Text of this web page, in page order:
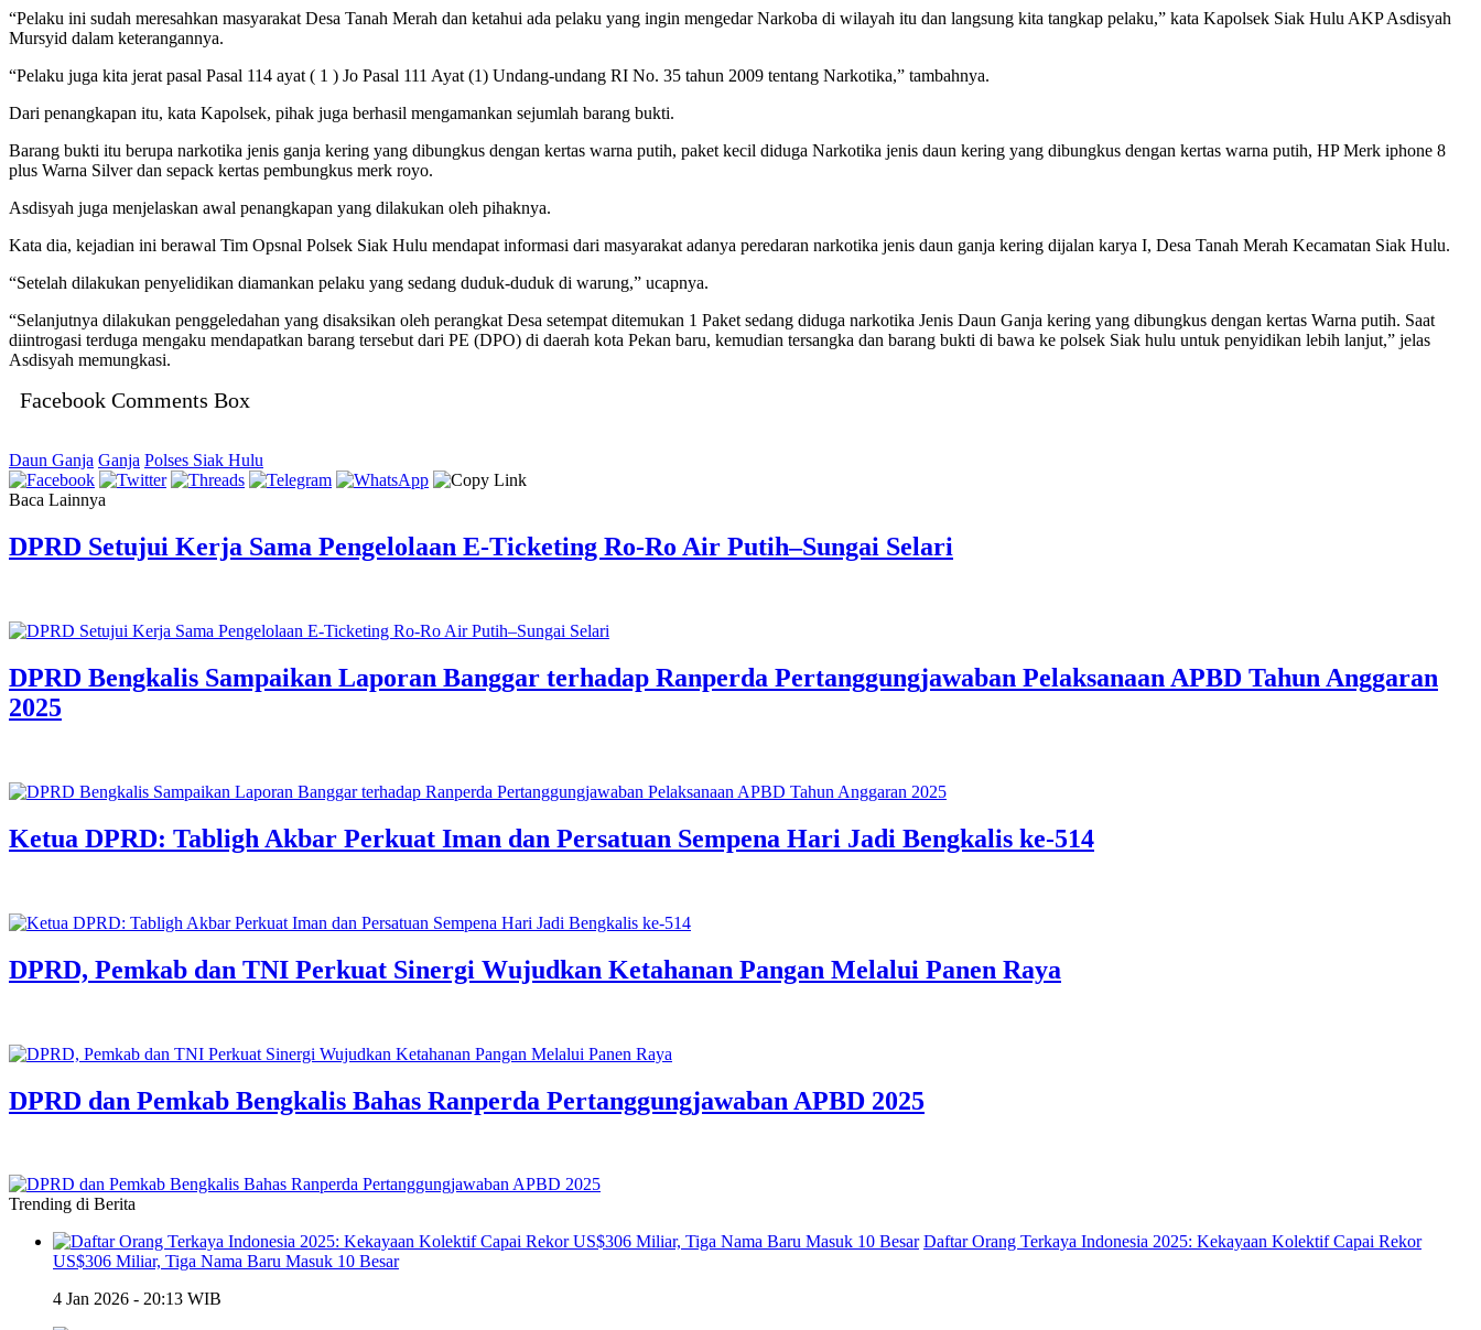
“Pelaku ini sudah meresahkan masyarakat Desa Tanah Merah dan ketahui ada pelaku yang ingin mengedar Narkoba di wilayah itu dan langsung kita tangkap pelaku,” kata Kapolsek Siak Hulu AKP Asdisyah
Mursyid dalam keterangannya.
“Pelaku juga kita jerat pasal Pasal 114 ayat ( 1 ) Jo Pasal 111 Ayat (1) Undang-undang RI No. 35 tahun 2009 tentang Narkotika,” tambahnya.
Dari penangkapan itu, kata Kapolsek, pihak juga berhasil mengamankan sejumlah barang bukti.
Barang bukti itu berupa narkotika jenis ganja kering yang dibungkus dengan kertas warna putih, paket kecil diduga Narkotika jenis daun kering yang dibungkus dengan kertas warna putih, HP Merk iphone 8
plus Warna Silver dan sepack kertas pembungkus merk royo.
Asdisyah juga menjelaskan awal penangkapan yang dilakukan oleh pihaknya.
Kata dia, kejadian ini berawal Tim Opsnal Polsek Siak Hulu mendapat informasi dari masyarakat adanya peredaran narkotika jenis daun ganja kering dijalan karya I, Desa Tanah Merah Kecamatan Siak Hulu.
“Setelah dilakukan penyelidikan diamankan pelaku yang sedang duduk-duduk di warung,” ucapnya.
“Selanjutnya dilakukan penggeledahan yang disaksikan oleh perangkat Desa setempat ditemukan 1 Paket sedang diduga narkotika Jenis Daun Ganja kering yang dibungkus dengan kertas Warna putih. Saat
diintrogasi terduga mengaku mendapatkan barang tersebut dari PE (DPO) di daerah kota Pekan baru, kemudian tersangka dan barang bukti di bawa ke polsek Siak hulu untuk penyidikan lebih lanjut,” jelas
Asdisyah memungkasi.
Facebook Comments Box
Daun Ganja Ganja Polses Siak Hulu
Baca Lainnya
DPRD Setujui Kerja Sama Pengelolaan E-Ticketing Ro-Ro Air Putih–Sungai Selari
DPRD Bengkalis Sampaikan Laporan Banggar terhadap Ranperda Pertanggungjawaban Pelaksanaan APBD Tahun Anggaran
2025
Ketua DPRD: Tabligh Akbar Perkuat Iman dan Persatuan Sempena Hari Jadi Bengkalis ke-514
DPRD, Pemkab dan TNI Perkuat Sinergi Wujudkan Ketahanan Pangan Melalui Panen Raya
DPRD dan Pemkab Bengkalis Bahas Ranperda Pertanggungjawaban APBD 2025
Trending di Berita
Daftar Orang Terkaya Indonesia 2025: Kekayaan Kolektif Capai Rekor
US$306 Miliar, Tiga Nama Baru Masuk 10 Besar
4 Jan 2026 - 20:13 WIB